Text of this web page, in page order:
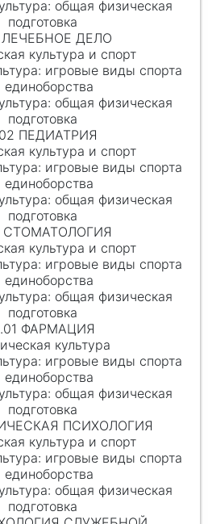
общая физическая
подготовка
ЛЕЧЕБНОЕ ДЕЛО
культура и спорт
игровые виды спорта
единоборства
общая физическая
подготовка
ПЕДИАТРИЯ
культура и спорт
игровые виды спорта
единоборства
общая физическая
подготовка
СТОМАТОЛОГИЯ
культура и спорт
игровые виды спорта
единоборства
общая физическая
подготовка
ФАРМАЦИЯ
культура
игровые виды спорта
единоборства
общая физическая
подготовка
ПСИХОЛОГИЯ
культура и спорт
игровые виды спорта
единоборства
общая физическая
подготовка